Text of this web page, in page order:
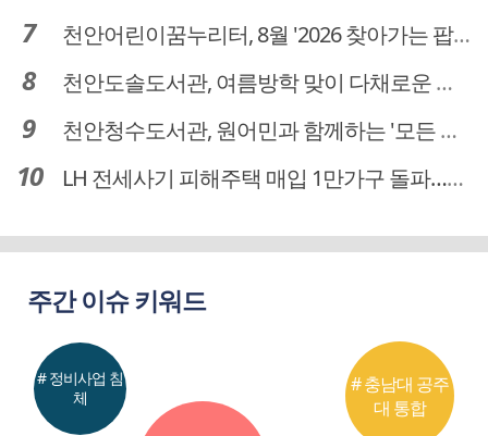
천안어린이꿈누리터, 8월 '2026 찾아가는 팝업놀이터' 운영
천안도솔도서관, 여름방학 맞이 다채로운 독서문화 프로그램 운영
천안청수도서관, 원어민과 함께하는 '모든 영어 모든 독서' 운영
LH 전세사기 피해주택 매입 1만가구 돌파…피해 인정도 4만건 넘어
주간 이슈 키워드
# 충남대 공주
대 통합
# 정비사업 침
체